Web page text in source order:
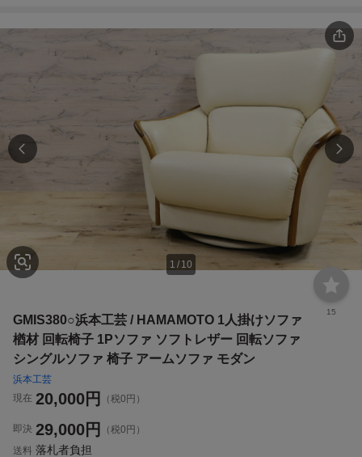
1 / 10
15
GMIS380○浜本工芸 / HAMAMOTO 1人掛けソファ
楢材 回転椅子 1Pソファ ソフトレザー 回転ソファ
シングルソファ 椅子 アームソファ モダン
浜本工芸
現在 20,000円 （税0円）
即決 29,000円
（税0円）
送料 落札者負担